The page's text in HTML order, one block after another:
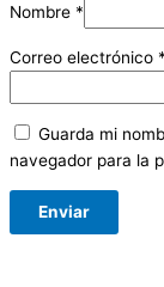
Nombre *
Correo electrónico *
Guarda mi
navegador para la